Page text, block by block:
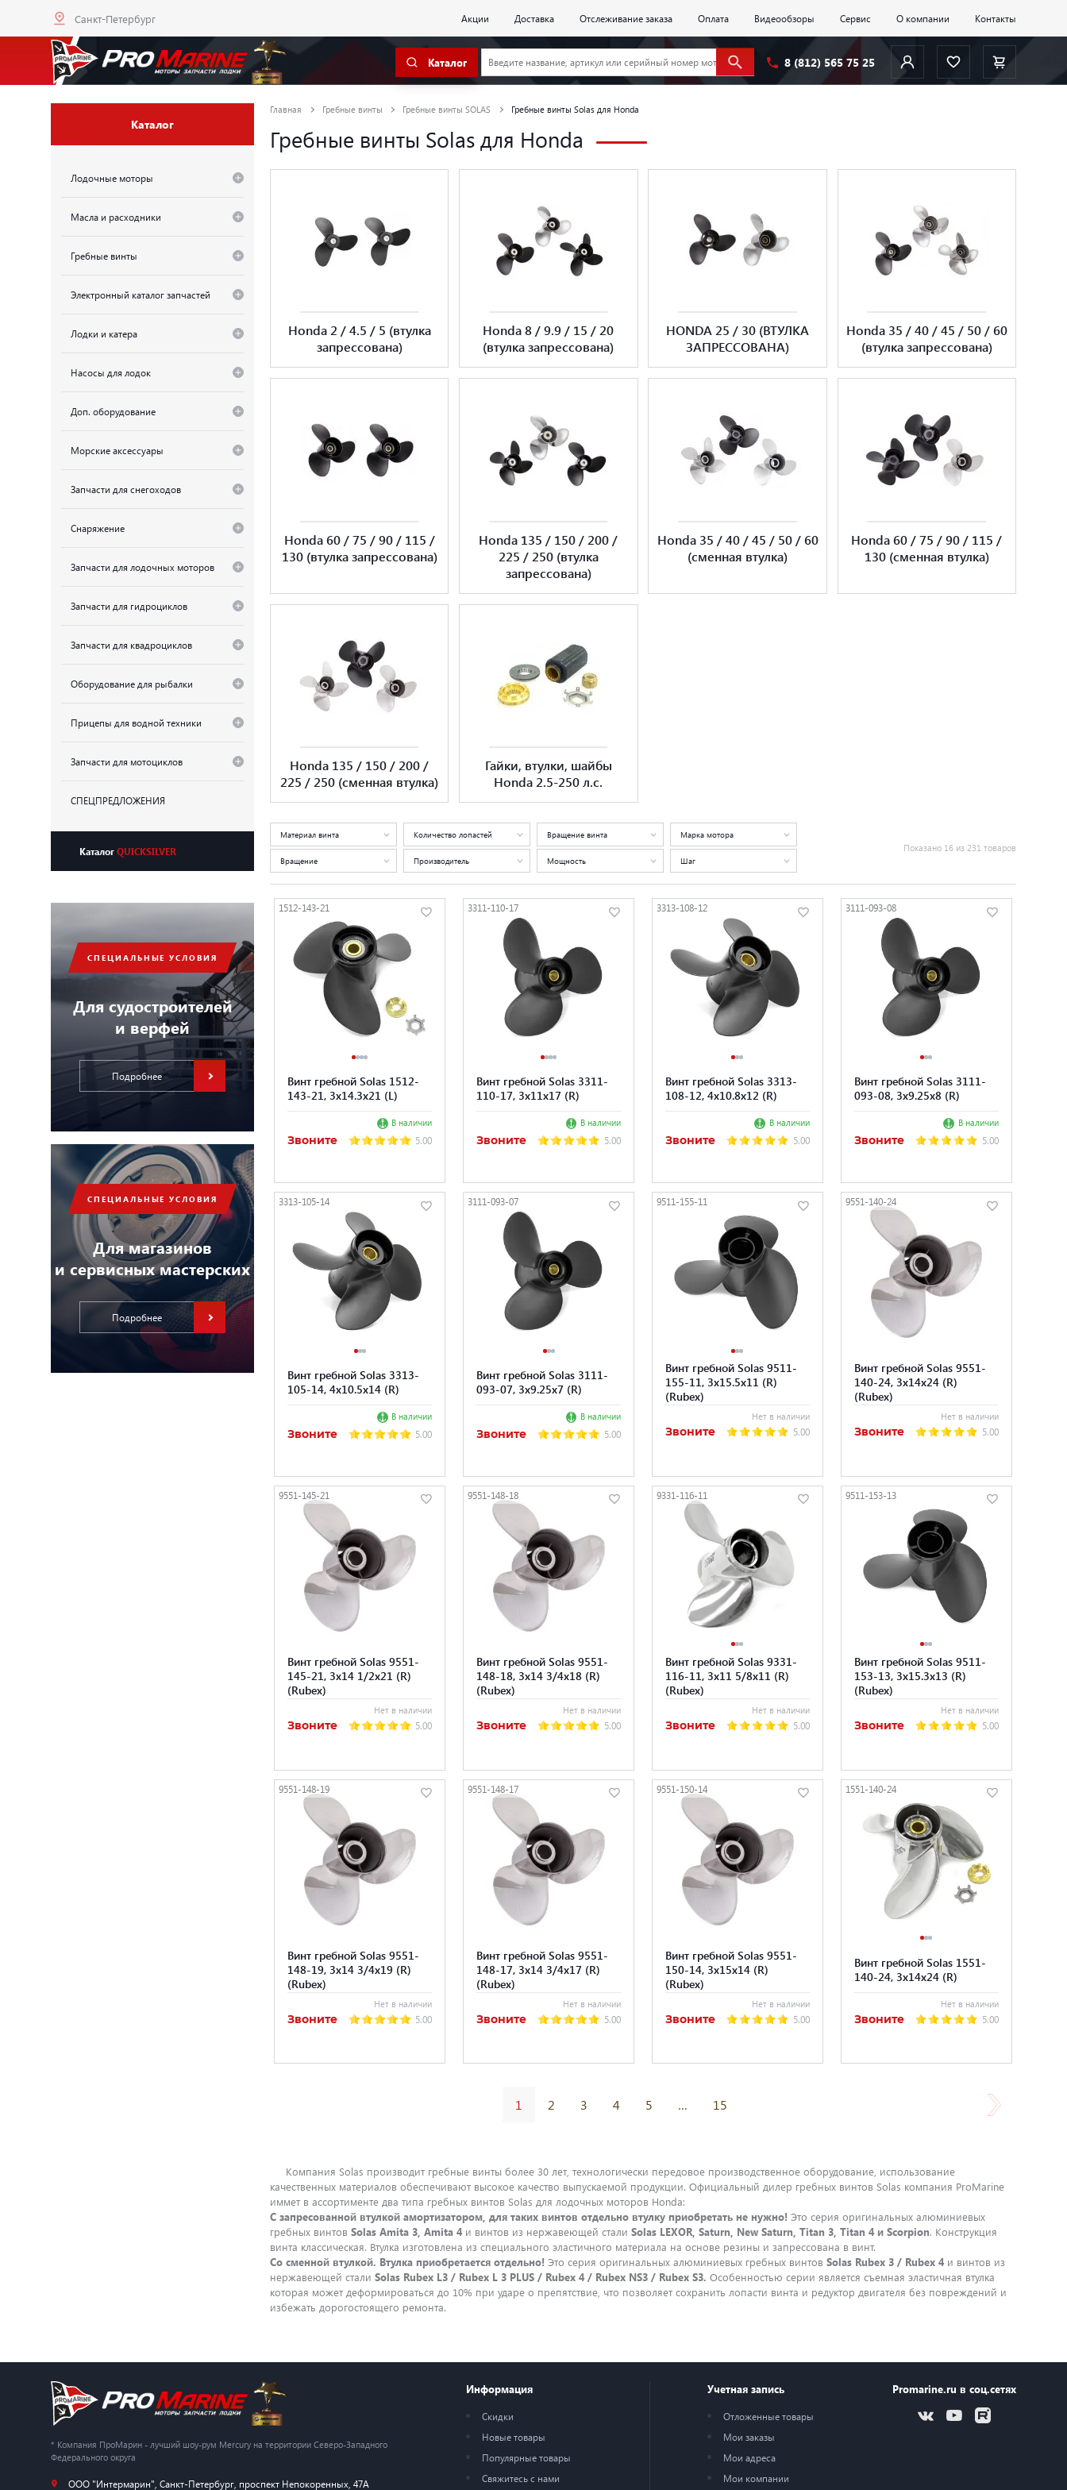
Санкт-Петербург Акции Доставка Отслеживание заказа Оплата Видеообзоры Сервис О компании Контакты
Каталог 8 (812) 565 75 25
Каталог
Лодочные моторы
Масла и расходники
Гребные винты
Электронный каталог запчастей
Лодки и катера
Насосы для лодок
Доп. оборудование
Морские аксессуары
Запчасти для снегоходов
Снаряжение
Запчасти для лодочных моторов
Запчасти для гидроциклов
Запчасти для квадроциклов
Оборудование для рыбалки
Прицепы для водной техники
Запчасти для мотоциклов
СПЕЦПРЕДЛОЖЕНИЯ
КаталогQUICKSILVER
СПЕЦИАЛЬНЫЕ УСЛОВИЯ
Для судостроителей
и верфей
Подробнее
СПЕЦИАЛЬНЫЕ УСЛОВИЯ
Для магазинов
и сервисных мастерских
Подробнее
Главная Гребные винты Гребные винты SOLAS Гребные винты Solas для Honda
Гребные винты Solas для Honda
Honda 2 / 4.5 / 5 (втулка
запрессована)
Honda 8 / 9.9 / 15 / 20
(втулка запрессована)
HONDA 25 / 30 (ВТУЛКА
ЗАПРЕССОВАНА)
Honda 35 / 40 / 45 / 50 / 60
(втулка запрессована)
Honda 60 / 75 / 90 / 115 /
130 (втулка запрессована)
Honda 135 / 150 / 200 /
225 / 250 (втулка
запрессована)
Honda 35 / 40 / 45 / 50 / 60
(сменная втулка)
Honda 60 / 75 / 90 / 115 /
130 (сменная втулка)
Honda 135 / 150 / 200 /
225 / 250 (сменная втулка)
Гайки, втулки, шайбы
Honda 2.5-250 л.с.
Материал винта Количество лопастей Вращение винта Марка мотора
Вращение Производитель Мощность Шаг
Показано 16 из 231 товаров
1512-143-21
Винт гребной Solas 1512-
143-21, 3x14.3x21 (L)
В наличии
Звоните 5.00
3311-110-17
Винт гребной Solas 3311-
110-17, 3x11x17 (R)
В наличии
Звоните 5.00
3313-108-12
Винт гребной Solas 3313-
108-12, 4x10.8x12 (R)
В наличии
Звоните 5.00
3111-093-08
Винт гребной Solas 3111-
093-08, 3x9.25x8 (R)
В наличии
Звоните 5.00
3313-105-14
Винт гребной Solas 3313-
105-14, 4x10.5x14 (R)
В наличии
Звоните 5.00
3111-093-07
Винт гребной Solas 3111-
093-07, 3x9.25x7 (R)
В наличии
Звоните 5.00
9511-155-11
Винт гребной Solas 9511-
155-11, 3x15.5x11 (R)
(Rubex)
Нет в наличии
Звоните 5.00
9551-140-24
Винт гребной Solas 9551-
140-24, 3x14x24 (R)
(Rubex)
Нет в наличии
Звоните 5.00
9551-145-21
Винт гребной Solas 9551-
145-21, 3x14 1/2x21 (R)
(Rubex)
Нет в наличии
Звоните 5.00
9551-148-18
Винт гребной Solas 9551-
148-18, 3x14 3/4x18 (R)
(Rubex)
Нет в наличии
Звоните 5.00
9331-116-11
Винт гребной Solas 9331-
116-11, 3x11 5/8x11 (R)
(Rubex)
Нет в наличии
Звоните 5.00
9511-153-13
Винт гребной Solas 9511-
153-13, 3x15.3x13 (R)
(Rubex)
Нет в наличии
Звоните 5.00
9551-148-19
Винт гребной Solas 9551-
148-19, 3x14 3/4x19 (R)
(Rubex)
Нет в наличии
Звоните 5.00
9551-148-17
Винт гребной Solas 9551-
148-17, 3x14 3/4x17 (R)
(Rubex)
Нет в наличии
Звоните 5.00
9551-150-14
Винт гребной Solas 9551-
150-14, 3x15x14 (R)
(Rubex)
Нет в наличии
Звоните 5.00
1551-140-24
Винт гребной Solas 1551-
140-24, 3x14x24 (R)
Нет в наличии
Звоните 5.00
1 2 3 4 5 … 15
Компания Solas производит гребные винты более 30 лет, технологически передовое производственное оборудование, использование
качественных материалов обеспечивают высокое качество выпускаемой продукции. Официальный дилер гребных винтов Solas компания ProMarine
иммет в ассортименте два типа гребных винтов Solas для лодочных моторов Honda:
С запресованной втулкой амортизатором, для таких винтов отдельно втулку приобретать не нужно! Это серия оригинальных алюминиевых
гребных винтов Solas Amita 3, Amita 4 и винтов из нержавеющей стали Solas LEXOR, Saturn, New Saturn, Titan 3, Titan 4 и Scorpion. Конструкция
винта классическая. Втулка изготовлена из специального эластичного материала на основе резины и запрессована в винт.
Со сменной втулкой. Втулка приобретается отдельно! Это серия оригинальных алюминиевых гребных винтов Solas Rubex 3 / Rubex 4 и винтов из
нержавеющей стали Solas Rubex L3 / Rubex L 3 PLUS / Rubex 4 / Rubex NS3 / Rubex S3. Особенностью серии является съемная эластичная втулка
которая может деформироваться до 10% при ударе о препятствие, что позволяет сохранить лопасти винта и редуктор двигателя без повреждений и
избежать дорогостоящего ремонта.
* Компания ПроМарин - лучший шоу-рум Mercury на территории Северо-Западного
Федерального округа
ООО "Интермарин" Санкт-Петербург, проспект Непокоренных, 47А
Информация
Скидки
Новые товары
Популярные товары
Свяжитесь с нами
Учетная запись
Отложенные товары
Мои заказы
Мои адреса
Мои компании
Promarine.ru в соц.сетях